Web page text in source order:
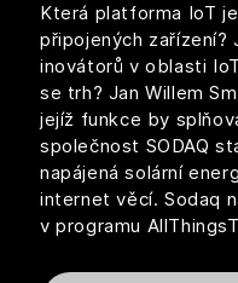
Která platforma IoT
připojených zařízení?
inovátorů v oblasti
se trh? Jan Willem
jejíž funkce by
společnost SODAQ
napájená solární
internet věcí. Sodaq
v programu